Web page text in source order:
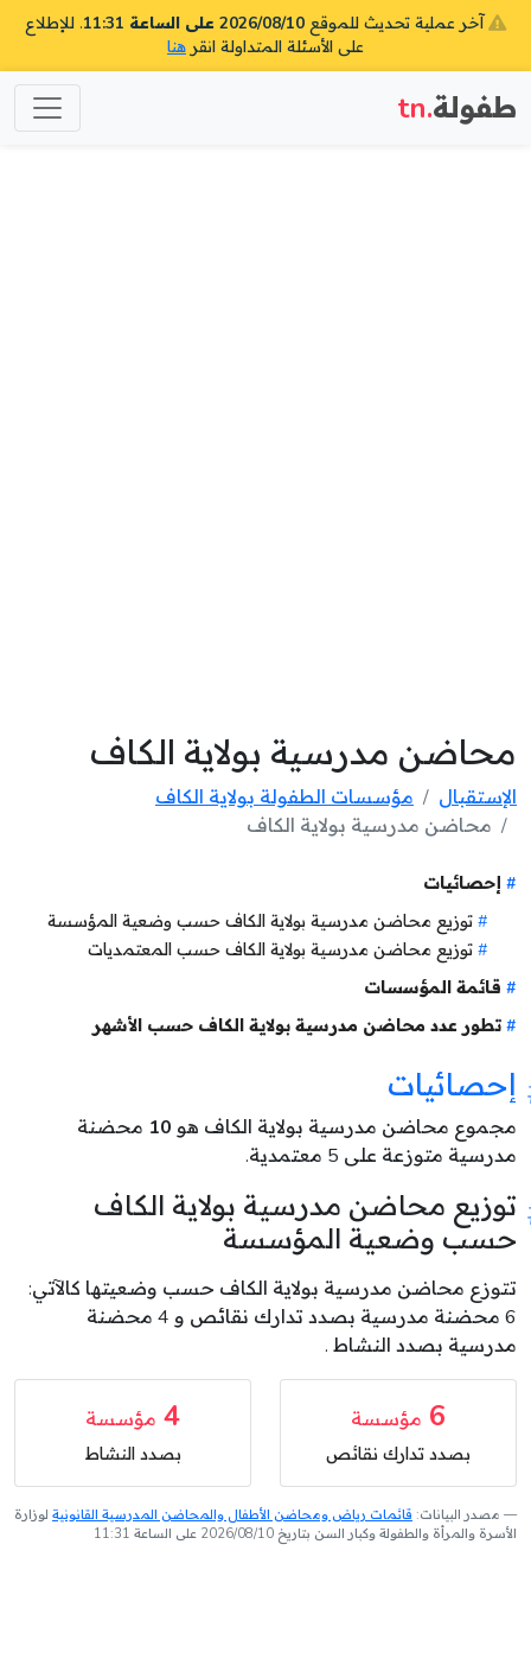
آخر عملية تحديث للموقع 2026/08/10 على الساعة 11:31
. للإطلاع
على الأسئلة المتداولة انقر هنا
طفولة.tn
محاضن مدرسية بولاية الكاف
الإستقبال
مؤسسات الطفولة بولاية الكاف
محاضن مدرسية بولاية الكاف
إحصائيات
توزيع محاضن مدرسية بولاية الكاف حسب وضعية المؤسسة
توزيع محاضن مدرسية بولاية الكاف حسب المعتمديات
قائمة المؤسسات
تطور عدد محاضن مدرسية بولاية الكاف حسب الأشهر
إحصائيات
مجموع محاضن مدرسية بولاية الكاف هو 10 محضنة
مدرسية متوزعة على 5 معتمدية.
توزيع محاضن مدرسية بولاية الكاف
حسب وضعية المؤسسة
تتوزع محاضن مدرسية بولاية الكاف حسب وضعيتها كالآتي:
6 محضنة مدرسية بصدد تدارك نقائص و 4 محضنة
مدرسية بصدد النشاط .
6 مؤسسة
بصدد تدارك نقائص
4 مؤسسة
بصدد النشاط
مصدر البيانات: قائمات رياض ومحاضن الأطفال والمحاضن المدرسية القانونية لوزارة
الأسرة والمرأة والطفولة وكبار السن بتاريخ 2026/08/10 على الساعة 11:31